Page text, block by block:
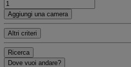
Aggiungi una camera
Altri criteri
Ricerca
Dove vuoi andare?